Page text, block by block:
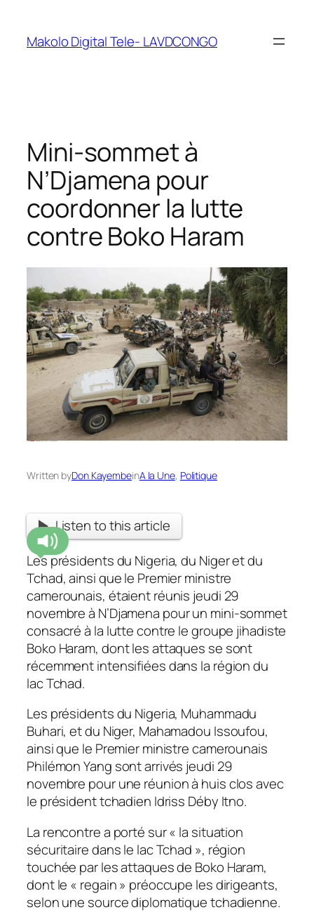
Makolo Digital Tele- LAVDCONGO
Mini-sommet à
N’Djamena pour
coordonner la lutte
contre Boko Haram
Written byDon KayembeinA la Une, Politique
Listen to this article
Les présidents du Nigeria, du Niger et du
Tchad, ainsi que le Premier ministre
camerounais, étaient réunis jeudi 29
novembre à N’Djamena pour un mini-sommet
consacré à la lutte contre le groupe jihadiste
Boko Haram, dont les attaques se sont
récemment intensifiées dans la région du
lac Tchad.
Les présidents du Nigeria, Muhammadu
Buhari, et du Niger, Mahamadou Issoufou,
ainsi que le Premier ministre camerounais
Philémon Yang sont arrivés jeudi 29
novembre pour une réunion à huis clos avec
le président tchadien Idriss Déby Itno.
La rencontre a porté sur « la situation
sécuritaire dans le lac Tchad », région
touchée par les attaques de Boko Haram,
dont le « regain » préoccupe les dirigeants,
selon une source diplomatique tchadienne.